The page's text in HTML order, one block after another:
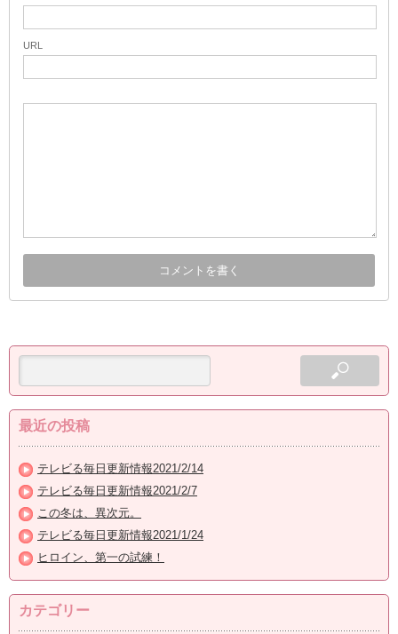
URL
最近の投稿
テレビる毎日更新情報2021/2/14
テレビる毎日更新情報2021/2/7
この冬は、異次元。
テレビる毎日更新情報2021/1/24
ヒロイン、第一の試練！
カテゴリー